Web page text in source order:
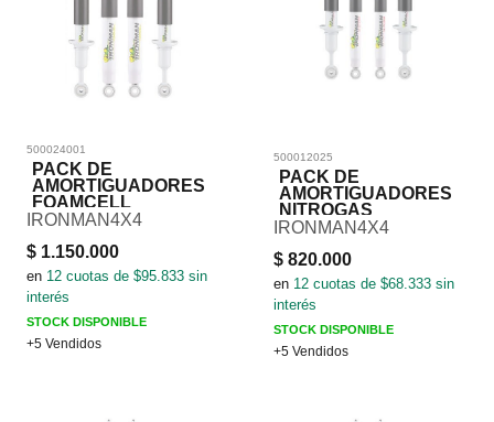
500024001
PACK DE
AMORTIGUADORES
FOAMCELL
IRONMAN4X4
$ 1.150.000
en 12 cuotas de $95.833 sin
interés
STOCK DISPONIBLE
+5 Vendidos
500012025
PACK DE
AMORTIGUADORES
NITROGAS
IRONMAN4X4
$ 820.000
en 12 cuotas de $68.333 sin
interés
STOCK DISPONIBLE
+5 Vendidos